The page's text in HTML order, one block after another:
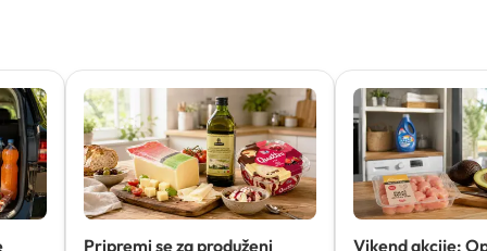
Pripremi se za produženi Vikend akcije: